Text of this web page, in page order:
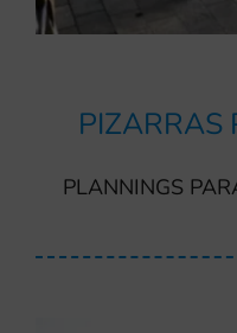
PIZARRAS
PLANNINGS